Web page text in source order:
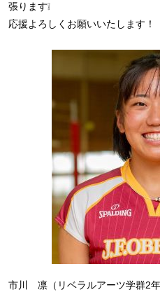
張ります❕
応援よろしくお願いいたします！
市川 凛（リベラルアーツ学群2年